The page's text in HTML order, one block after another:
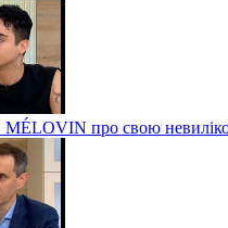
MÉLOVIN про свою